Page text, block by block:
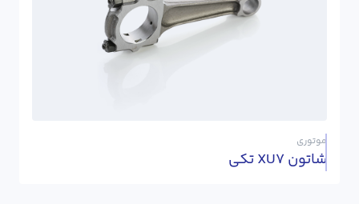
موتوری
شاتون XU7 تکی